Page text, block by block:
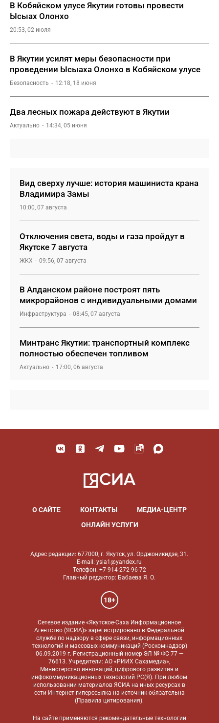
В Кобяйском улусе Якутии готовы провести
Ысыах Олонхо
20:53, 02 июля
В Якутии усилят меры безопасности при
проведении Ысыаха Олонхо в Кобяйском улусе
Безопасность 12:18, 18 июня
Два лесных пожара действуют в Якутии
Актуально 14:34, 05 июня
Вид сверху лучше: история машиниста крана
Владимира Замы
10:00, 07 августа
Отключения света, воды и газа пройдут в
Якутске 7 августа
ЖКХ 09:56, 07 августа
В Алданском районе построят пять
микрорайонов с индивидуальными домами
Инфраструктура 08:45, 07 августа
Минтранс Якутии: транспортный комплекс
полностью обеспечен топливом
Актуально 17:00, 06 августа
О САЙТЕ КОНТАКТЫ
МЕДИА-ЦЕНТР
ОНЛАЙН УСЛУГИ
Адрес редакции: 677000, г. Якутск, ул. Орджоникидзе, 31.
E-mail: ysia1@yandex.ru
Телефон: +7-914-272-96-72
Главный редактор: Бабаева Я. О.
18+
Сетевое издание «Якутское-Саха Информационное
Агентство (ЯСИА)» зарегистрировано в Федеральной
службе по надзору в сфере связи, информационных
технологий и массовых коммуникаций (Роскомнадзор)
06.09.2019 г. Регистрационный номер ЭЛ № ФС 77 —
76613. Учредители: АО «РИИХ Сахамедиа»,
Министерство инноваций, цифрового развития и
инфокоммуникационных технологий РС(Я). При любом
использовании материалов ЯСИА на иных ресурсах в
сети Интернет гиперссылка на источник обязательна
(Правила цитирования).
На сайте применяются рекомендательные технологии